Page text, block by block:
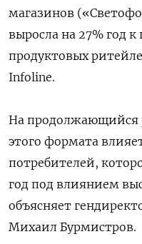
магазинов
выросла на 27% год
продуктовых
Infoline.
На продолжающийся
этого формата
потребителей,
год под влиянием
объясняет
Михаил Бурмистров.